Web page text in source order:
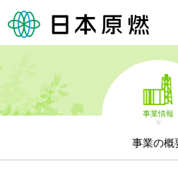
事業情報
事業の概